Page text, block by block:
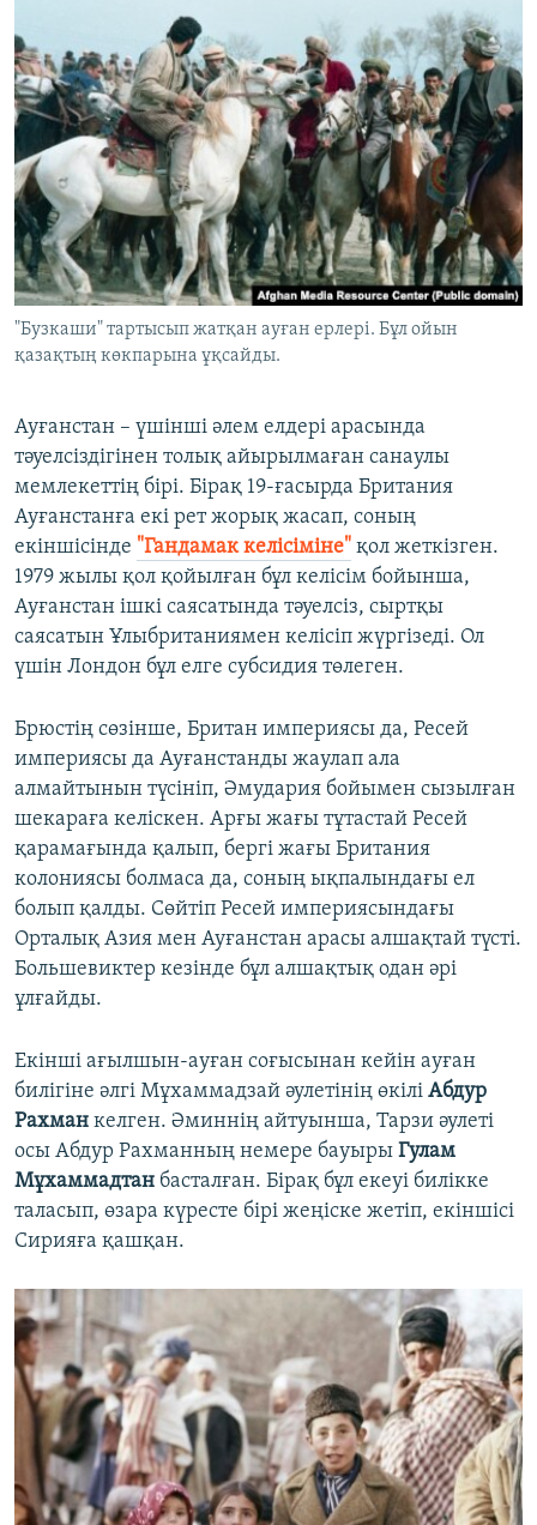
"Бузкаши" тартысып жатқан ауған ерлері. Бұл ойын
қазақтың көкпарына ұқсайды.
Ауғанстан – үшінші әлем елдері арасында
тәуелсіздігінен толық айырылмаған санаулы
мемлекеттің бірі. Бірақ 19-ғасырда Британия
Ауғанстанға екі рет жорық жасап, соның
екіншісінде "Гандамак келісіміне" қол жеткізген.
1979 жылы қол қойылған бұл келісім бойынша,
Ауғанстан ішкі саясатында тәуелсіз, сыртқы
саясатын Ұлыбританиямен келісіп жүргізеді. Ол
үшін Лондон бұл елге субсидия төлеген.
Брюстің сөзінше, Британ империясы да, Ресей
империясы да Ауғанстанды жаулап ала
алмайтынын түсініп, Әмудария бойымен сызылған
шекараға келіскен. Арғы жағы тұтастай Ресей
қарамағында қалып, бергі жағы Британия
колониясы болмаса да, соның ықпалындағы ел
болып қалды. Сөйтіп Ресей империясындағы
Орталық Азия мен Ауғанстан арасы алшақтай түсті.
Большевиктер кезінде бұл алшақтық одан әрі
ұлғайды.
Екінші ағылшын-ауған соғысынан кейін ауған
билігіне әлгі Мұхаммадзай әулетінің өкілі Абдур
Рахман келген. Әминнің айтуынша, Тарзи әулеті
осы Абдур Рахманның немере бауыры Гулам
Мұхаммадтан басталған. Бірақ бұл екеуі билікке
таласып, өзара күресте бірі жеңіске жетіп, екіншісі
Сирияға қашқан.